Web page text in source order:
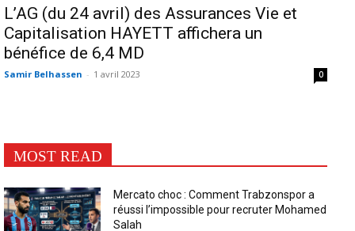
L’AG (du 24 avril) des Assurances Vie et
Capitalisation HAYETT affichera un
bénéfice de 6,4 MD
Samir Belhassen - 1 avril 2023 0
MOST READ
Mercato choc : Comment Trabzonspor a
réussi l’impossible pour recruter Mohamed
Salah